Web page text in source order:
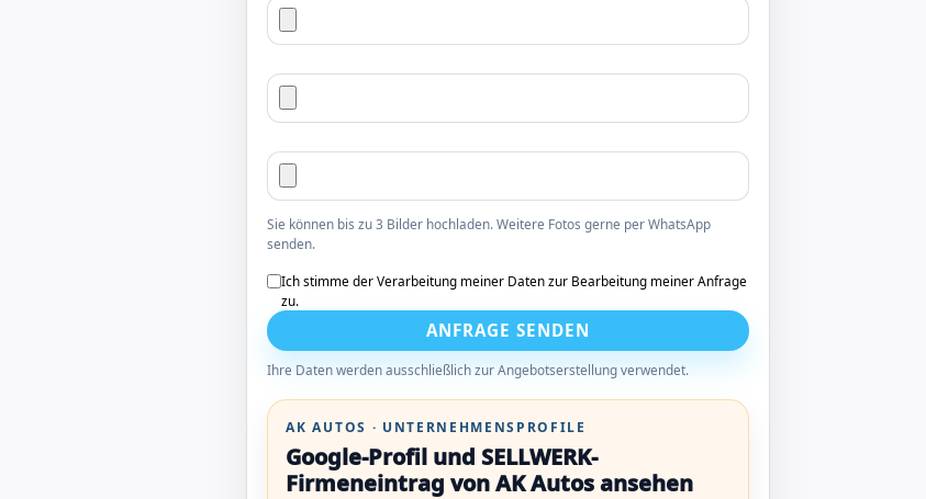
Sie können bis zu 3 Bilder hochladen. Weitere Fotos gerne per WhatsApp
senden.
Ich stimme der Verarbeitung meiner Daten zur Bearbeitung meiner Anfrage
zu.
ANFRAGE SENDEN
Ihre Daten werden ausschließlich zur Angebotserstellung verwendet.
AK AUTOS · UNTERNEHMENSPROFILE
Google-Profil und SELLWERK-
Firmeneintrag von AK Autos ansehen